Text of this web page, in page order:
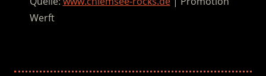
Werft